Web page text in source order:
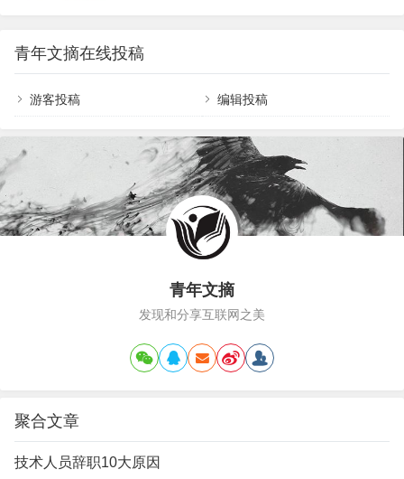
的扩大社交圈子。和陌生人交流的好处如此之多，
但是现实生活中，我们却还是多陌生人敬而远之。
在《沟通的艺术》中正是教我们怎样建立于陌生人
的关系，如何正确的与陌生人沟通。 沟通的基本要
对方沟通，及时反映己方观点，并学会做一个忠实
的听众，分场…
青年文摘在线投稿
游客投稿 编辑投稿
青年文摘
发现和分享互联网之美
聚合文章
技术人员辞职10大原因